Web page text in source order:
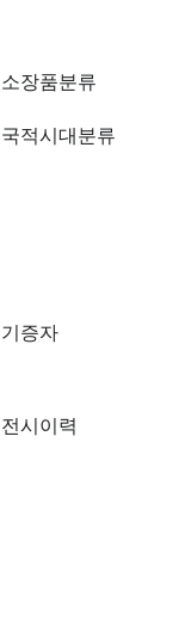
소장품분류
국적시대분류
기증자
전시이력